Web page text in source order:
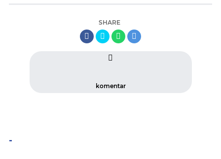
SHARE
komentar
-